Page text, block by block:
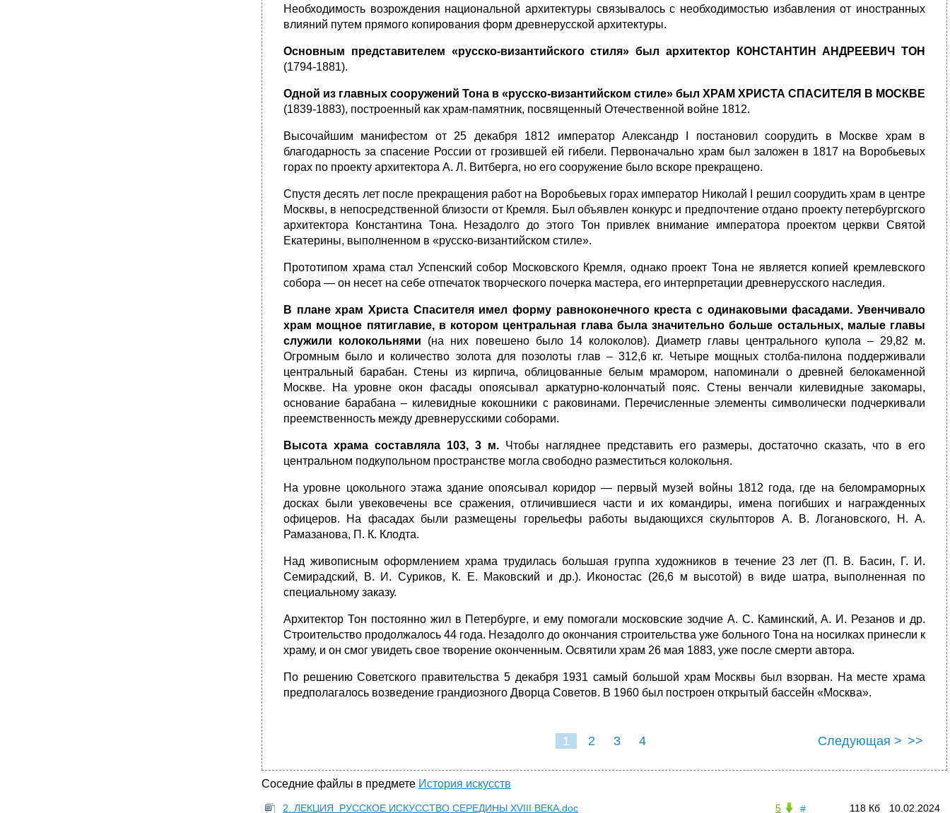
Необходимость возрождения национальной архитектуры связывалось с необходимостью избавления от иностранных
влияний путем прямого копирования форм древнерусской архитектуры.
Основным представителем «русско-византийского стиля» был архитектор КОНСТАНТИН АНДРЕЕВИЧ ТОН
(1794-1881).
Одной из главных сооружений Тона в «русско-византийском стиле» был ХРАМ ХРИСТА СПАСИТЕЛЯ В МОСКВЕ
(1839-1883), построенный как храм-памятник, посвященный Отечественной войне 1812.
Высочайшим манифестом от 25 декабря 1812 император Александр I постановил соорудить в Москве храм в
благодарность за спасение России от грозившей ей гибели. Первоначально храм был заложен в 1817 на Воробьевых
горах по проекту архитектора А. Л. Витберга, но его сооружение было вскоре прекращено.
Спустя десять лет после прекращения работ на Воробьевых горах император Николай I решил соорудить храм в центре
Москвы, в непосредственной близости от Кремля. Был объявлен конкурс и предпочтение отдано проекту петербургского
архитектора Константина Тона. Незадолго до этого Тон привлек внимание императора проектом церкви Святой
Екатерины, выполненном в «русско-византийском стиле».
Прототипом храма стал Успенский собор Московского Кремля, однако проект Тона не является копией кремлевского
собора — он несет на себе отпечаток творческого почерка мастера, его интерпретации древнерусского наследия.
В плане храм Христа Спасителя имел форму равноконечного креста с одинаковыми фасадами. Увенчивало
храм мощное пятиглавие, в котором центральная глава была значительно больше остальных, малые главы
служили колокольнями (на них повешено было 14 колоколов). Диаметр главы центрального купола – 29,82 м.
Огромным было и количество золота для позолоты глав – 312,6 кг. Четыре мощных столба-пилона поддерживали
центральный барабан. Стены из кирпича, облицованные белым мрамором, напоминали о древней белокаменной
Москве. На уровне окон фасады опоясывал аркатурно-колончатый пояс. Стены венчали килевидные закомары,
основание барабана – килевидные кокошники с раковинами. Перечисленные элементы символически подчеркивали
преемственность между древнерусскими соборами.
Высота храма составляла 103, 3 м. Чтобы нагляднее представить его размеры, достаточно сказать, что в его
центральном подкупольном пространстве могла свободно разместиться колокольня.
На уровне цокольного этажа здание опоясывал коридор — первый музей войны 1812 года, где на беломраморных
досках были увековечены все сражения, отличившиеся части и их командиры, имена погибших и награжденных
офицеров. На фасадах были размещены горельефы работы выдающихся скульпторов А. В. Логановского, Н. А.
Рамазанова, П. К. Клодта.
Над живописным оформлением храма трудилась большая группа художников в течение 23 лет (П. В. Басин, Г. И.
Семирадский, В. И. Суриков, К. Е. Маковский и др.). Иконостас (26,6 м высотой) в виде шатра, выполненная по
специальному заказу.
Архитектор Тон постоянно жил в Петербурге, и ему помогали московские зодчие А. С. Каминский, А. И. Резанов и др.
Строительство продолжалось 44 года. Незадолго до окончания строительства уже больного Тона на носилках принесли к
храму, и он смог увидеть свое творение оконченным. Освятили храм 26 мая 1883, уже после смерти автора.
По решению Советского правительства 5 декабря 1931 самый большой храм Москвы был взорван. На месте храма
предполагалось возведение грандиозного Дворца Советов. В 1960 был построен открытый бассейн «Москва».
1 2 3 4 Следующая > >>
Соседние файлы в предмете История искусств
# 10.02.2024
118 Кб
5
2. ЛЕКЦИЯ_РУССКОЕ ИСКУССТВО СЕРЕДИНЫ XVIII ВЕКА.doc